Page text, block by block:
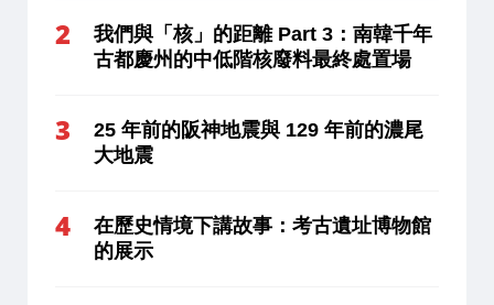
我們與「核」的距離 Part 3：南韓千年
古都慶州的中低階核廢料最終處置場
25 年前的阪神地震與 129 年前的濃尾
大地震
在歷史情境下講故事：考古遺址博物館
的展示